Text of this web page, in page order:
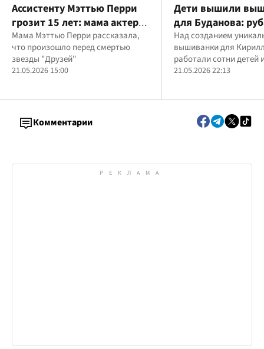
Ассистенту Мэттью Перри
грозит 15 лет: мама актера
сделала громкое заявление
Мама Мэттью Перри рассказала,
что произошло перед смертью
звезды "Друзей"
21.05.2026 15:00
Дети вышили
для Буданова:
оберег передали
вышиванки
Над созданием
вышиванки для
работали сотни детей
со всей Украины
21.05.2026 22:13
Комментарии